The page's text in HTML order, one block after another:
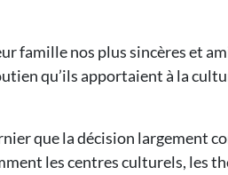
famille nos plus sincères et
qu’ils apportaient à la
que la décision largement
les centres culturels, les